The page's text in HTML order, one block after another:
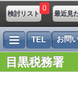
検討リスト
0
最近見
TEL お問
目黒税務署